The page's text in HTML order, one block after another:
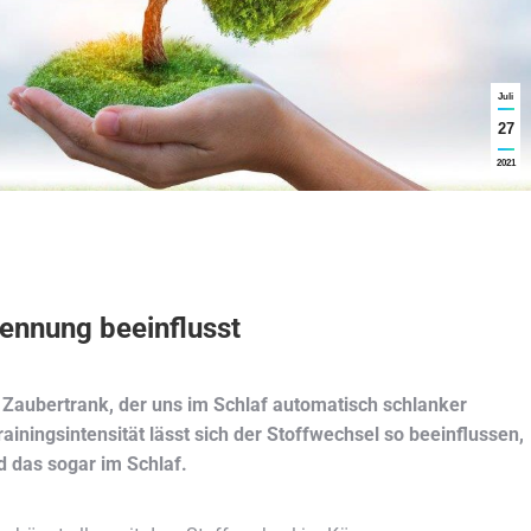
Juli
27
2021
beeinflusst
der uns im Schlaf automatisch schlanker
lässt sich der Stoffwechsel so beeinflussen,
das sogar im Schlaf.